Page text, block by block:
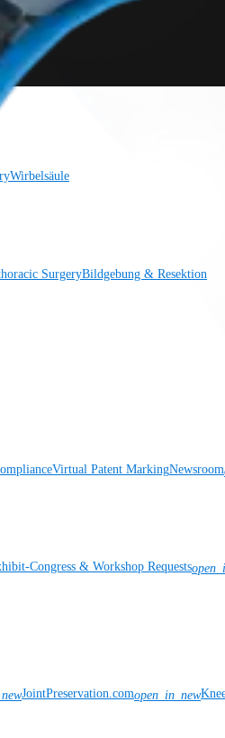
Wirbelsäule
SurgeryBildgebung & Resektion
Virtual Patent MarkingNewsroom
Congress & Workshop Requests
JointPreservation.comopen_in_new